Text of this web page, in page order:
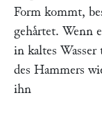
Form kommt,
gehaͤrtet. Wenn
in kaltes
des Hammers
ihn